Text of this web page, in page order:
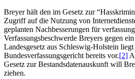
Breyer hält den im Gesetz zur
Zugriff auf die Nutzung von
geplanten Nachbesserungen für
Verfassungsbeschwerde Breyers gegen
Landesgesetz aus Schleswig-Holstein liegt
Bundesverfassungsgericht bereits vor.[2]
Gesetz zur Bestandsdatenauskunft will
ziehen.